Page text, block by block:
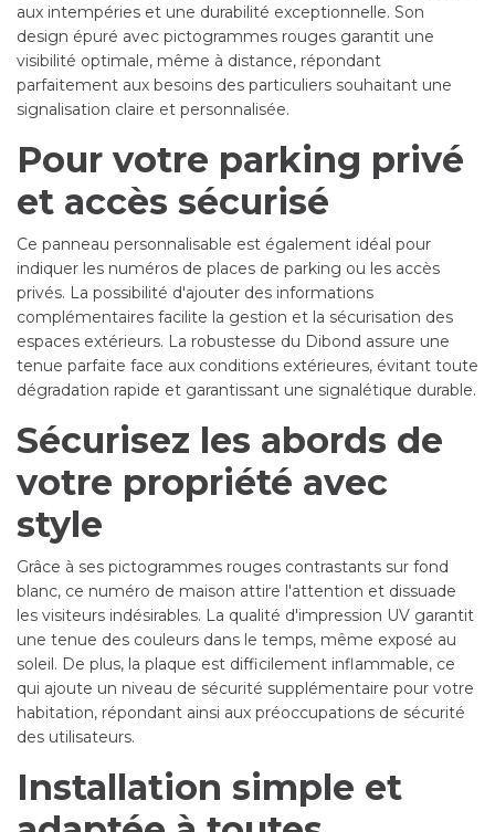
aux intempéries et une durabilité exceptionnelle. Son
design épuré avec pictogrammes rouges garantit une
visibilité optimale, même à distance, répondant
parfaitement aux besoins des particuliers souhaitant une
signalisation claire et personnalisée.
Pour votre parking privé
et accès sécurisé
Ce panneau personnalisable est également idéal pour
indiquer les numéros de places de parking ou les accès
privés. La possibilité d'ajouter des informations
complémentaires facilite la gestion et la sécurisation des
espaces extérieurs. La robustesse du Dibond assure une
tenue parfaite face aux conditions extérieures, évitant toute
dégradation rapide et garantissant une signalétique durable.
Sécurisez les abords de
votre propriété avec
style
Grâce à ses pictogrammes rouges contrastants sur fond
blanc, ce numéro de maison attire l'attention et dissuade
les visiteurs indésirables. La qualité d'impression UV garantit
une tenue des couleurs dans le temps, même exposé au
soleil. De plus, la plaque est difficilement inflammable, ce
qui ajoute un niveau de sécurité supplémentaire pour votre
habitation, répondant ainsi aux préoccupations de sécurité
des utilisateurs.
Installation simple et